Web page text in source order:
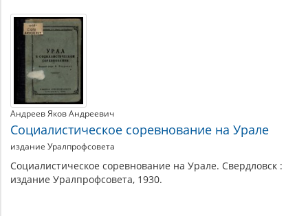
Андреев Яков Андреевич
Социалистическое соревнование на Урале
издание Уралпрофсовета
Социалистическое соревнование на Урале. Свердловск :
издание Уралпрофсовета, 1930.